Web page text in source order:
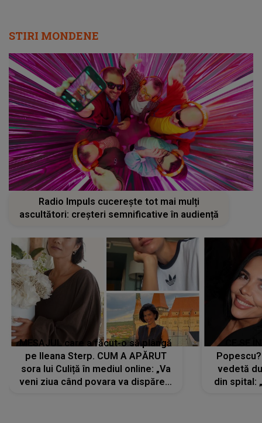
STIRI MONDENE
Radio Impuls cucerește tot mai mulți
ascultători: creșteri semnificative în audiență
MESAJUL care a făcut-o să plângă
pe Ileana Sterp. CUM A APĂRUT
sora lui Culiță în mediul online: „Va
veni ziua când povara va dispărea,
vedetă
din spital: